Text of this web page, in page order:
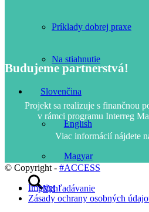
Príklady dobrej praxe
Na stiahnutie
Slovenčina
English
Magyar
Vyhľadávanie
Budujeme partnerstvá!
Projekt sa realizuje s finančnou
v rámci programu Interreg
Viac informácií nájdete
© Copyright - #ACCESS
Imprint
Zásady ochrany osobných